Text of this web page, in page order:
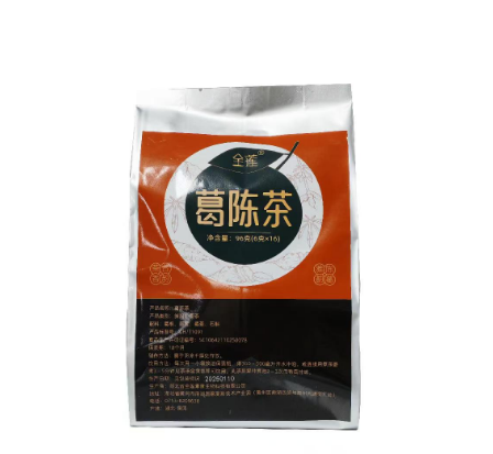
┗━经络梦工场
┗━售后服务
养生理念
┗━经络检测
┗━核心项目